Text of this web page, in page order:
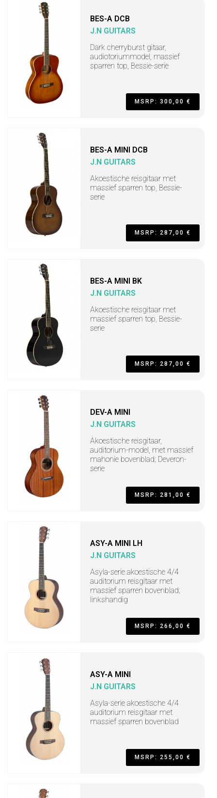
BES-A DCB
J.N GUITARS
Dark cherryburst gitaar,
audiotoriummodel, massief
sparren top, Bessie-serie
MSRP: 300,00 €
BES-A MINI DCB
J.N GUITARS
Akoestische reisgitaar met
massief sparren top, Bessie-
serie
MSRP: 287,00 €
BES-A MINI BK
J.N GUITARS
Akoestische reisgitaar met
massief sparren top, Bessie-
serie
MSRP: 287,00 €
DEV-A MINI
J.N GUITARS
Akoestische reisgitaar,
auditorium-model, met massief
mahonie bovenblad; Deveron-
serie
MSRP: 281,00 €
ASY-A MINI LH
J.N GUITARS
Asyla-serie akoestische 4/4
auditorium reisgitaar met
massief sparren bovenblad;
linkshandig
MSRP: 266,00 €
ASY-A MINI
J.N GUITARS
Asyla-serie akoestische 4/4
auditorium reisgitaar met
massief sparren bovenblad
MSRP: 255,00 €